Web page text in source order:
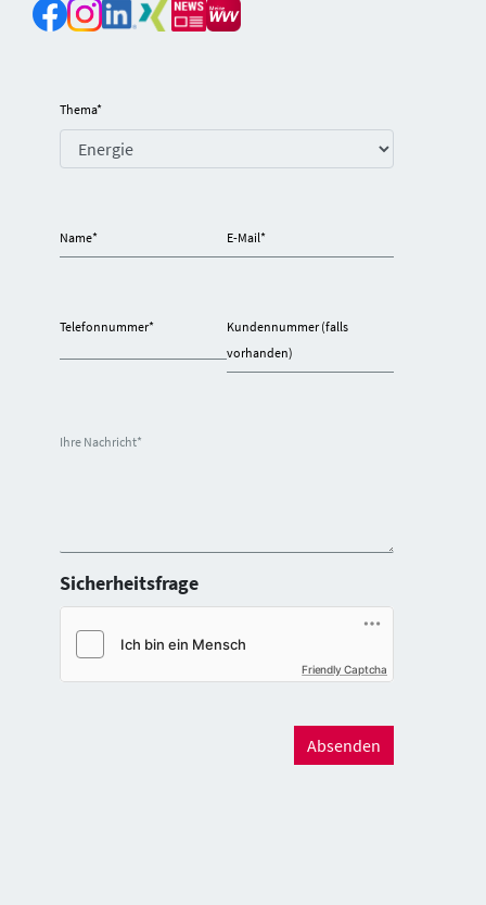
Thema*
Name* E-Mail*
Telefonnummer*
Kundennummer (falls
vorhanden)
Ihre Nachricht*
Friendly Captcha
Sicherheitsfrage
Absenden